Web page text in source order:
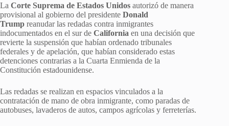
La Corte Suprema de Estados Unidos autorizó de manera
provisional al gobierno del presidente Donald
Trump reanudar las redadas contra inmigrantes
indocumentados en el sur de California en una decisión que
revierte la suspensión que habían ordenado tribunales
federales y de apelación, que habían considerado estas
detenciones contrarias a la Cuarta Enmienda de la
Constitución estadounidense.
Las redadas se realizan en espacios vinculados a la
contratación de mano de obra inmigrante, como paradas de
autobuses, lavaderos de autos, campos agrícolas y ferreterías.